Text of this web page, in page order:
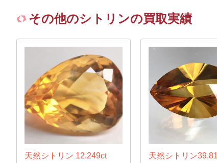
その他のシトリンの買取実績
天然シトリン 12.249ct 天然シトリン